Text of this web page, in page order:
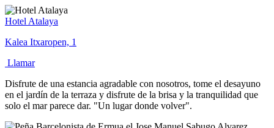
Hotel Atalaya
Kalea Itxaropen, 1
Llamar
Disfrute de una estancia agradable con nosotros, tome el desayuno
en el jardín de la terraza y disfrute de la brisa y la tranquilidad que
solo el mar parece dar. "Un lugar donde volver".